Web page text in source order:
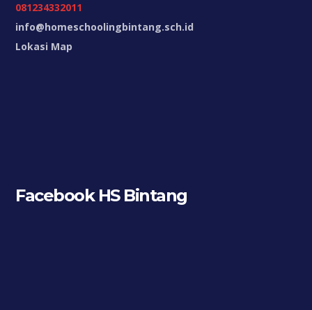
081234332011
info@homeschoolingbintang.sch.id
Lokasi Map
Facebook HS Bintang